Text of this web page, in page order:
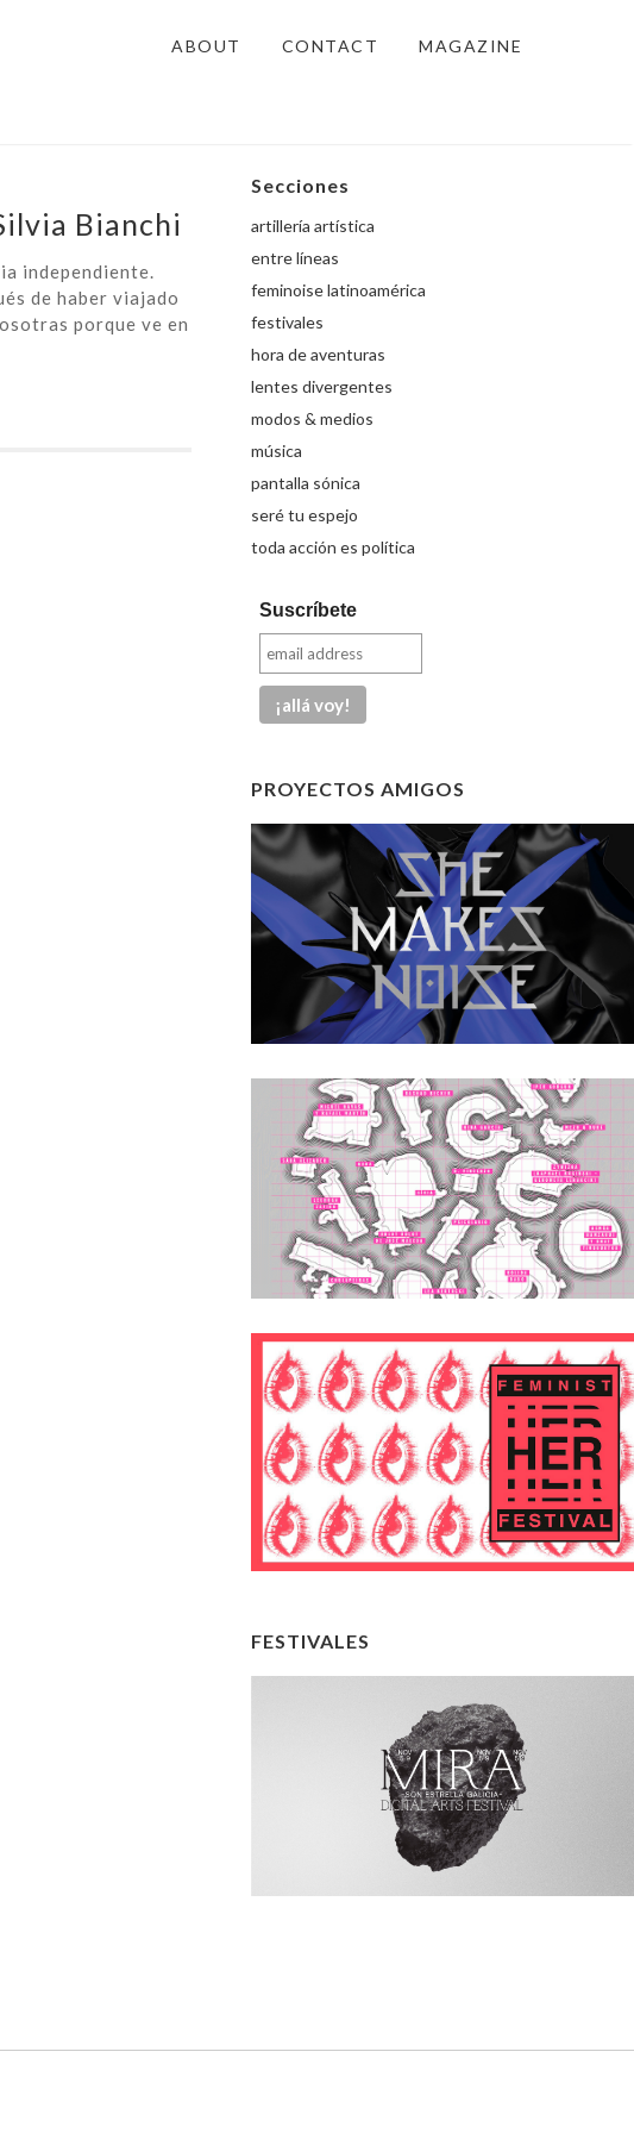
ABOUT CONTACT MAGAZINE
Bianchi
independiente.
de haber viajado
porque ve en
Secciones
artillería artística
entre líneas
feminoise latinoamérica
festivales
hora de aventuras
lentes divergentes
modos & medios
música
pantalla sónica
seré tu espejo
toda acción es política
Suscríbete
PROYECTOS AMIGOS
FESTIVALES